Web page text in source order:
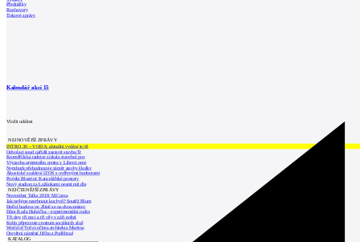
Přednášky
Rozhovory
Tiskové zprávy
Kalendář akcí 15
Vložit událost
NEJNOVĚJŠÍ ZPRÁVY
INTRO 30 – VODA: aktuální vydání je již
Odvolací soud nařídil zastavit stavbu Tr
Kroměřížská radnice získala stavební pov
Výstavba urgentního centra v Liberci ome
Nymburk přehodnocuje záměr stavby školky
Akustické zasklení IZOS s ověřenými hodnotami
Projekt Blueriot: Kancelářské prostory
Nový stadion za Lužánkami nesmí mít dle
NEJČTENĚJŠÍ ZPRÁVY
November Talks 2018: M.Corea
Jak nejlépe navrhnout kuchyň? Soutěž Blum
Hořící budova ve Zlíně se na dvou místec
Dům Karla Hubáčka – experimentální rodin
Tři dny, tři noci a tři vily v záři světel
Kolín připravuje centrum sociálních služ
World of Volvo očima architekta Martina
Otevření náměstí Jiřího z Poděbrad
KATALOG